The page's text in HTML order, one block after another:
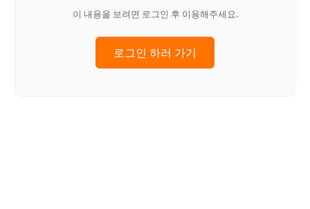
이 내용을 보려면 로그인 후 이용해주세요.
로그인 하러 가기